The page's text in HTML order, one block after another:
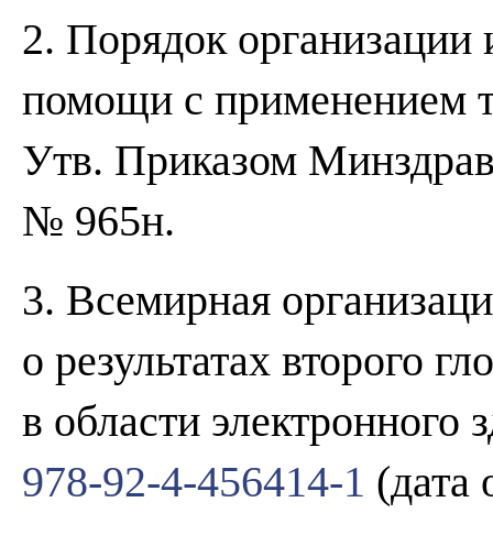
2. Порядок организации
помощи с применением
Утв. Приказом
№ 965н.
3. Всемирная
о результатах второго
в области электронного
978-92-4-456414-1 (дата